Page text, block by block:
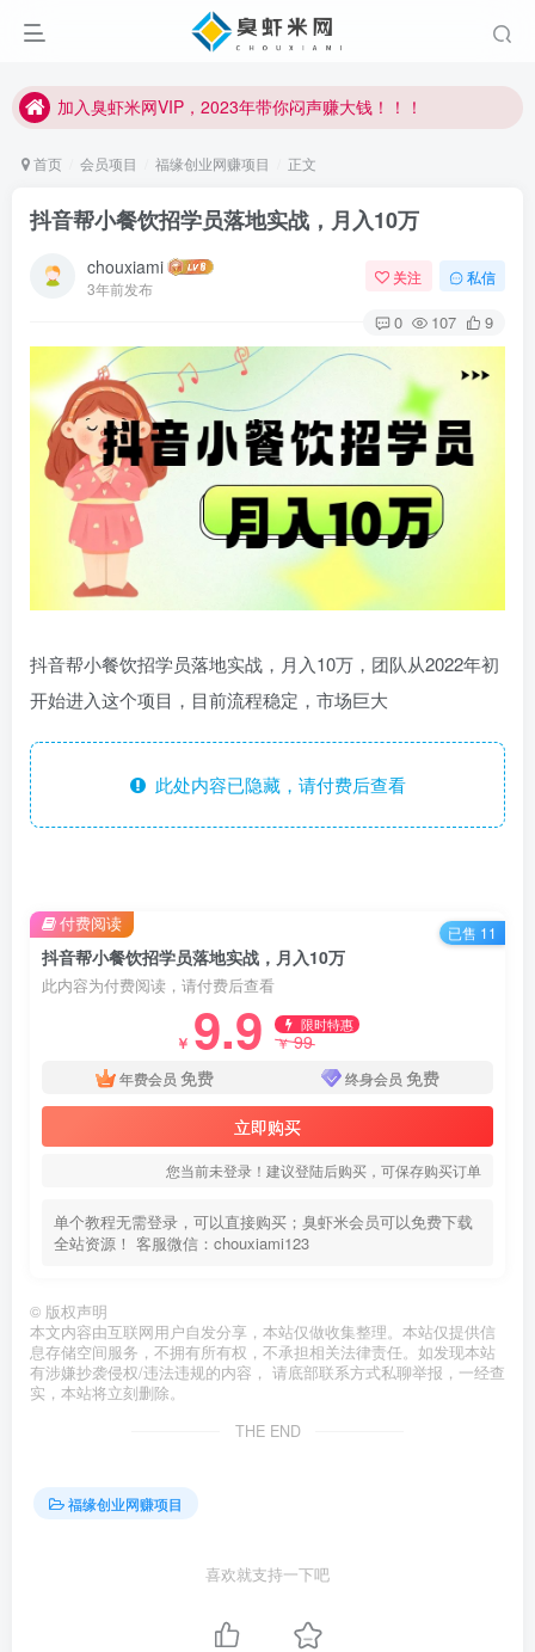
加入臭虾米网VIP，2023年带你闷声赚大钱！！！
加入臭虾米网VIP，2023年带你闷声赚大钱！！！
首页 会员项目 福缘创业网赚项目 正文
抖音帮小餐饮招学员落地实战，月入10万
chouxiami
3年前发布
关注 私信
0 107 9
抖音帮小餐饮招学员落地实战，月入10万，团队从2022年初
开始进入这个项目，目前流程稳定，市场巨大
此处内容已隐藏，请付费后查看
抖音帮小餐饮招学员落地实战，月入10万
此内容为付费阅读，请付费后查看
￥ 9.9 限时特惠
￥99
年费会员 免费 终身会员 免费
立即购买
您当前未登录！建议登陆后购买，可保存购买订单
单个教程无需登录，可以直接购买；臭虾米会员可以免费下载
全站资源！ 客服微信：chouxiami123
付费阅读 已售 11
© 版权声明
本文内容由互联网用户自发分享，本站仅做收集整理。本站仅提供信
息存储空间服务，不拥有所有权，不承担相关法律责任。如发现本站
有涉嫌抄袭侵权/违法违规的内容， 请底部联系方式私聊举报，一经查
实，本站将立刻删除。
THE END
福缘创业网赚项目
喜欢就支持一下吧